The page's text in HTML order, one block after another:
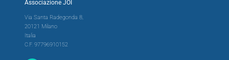
Associazione JOI
Via Santa Radegonda 8,
20121 Milano
Italia
C.F. 97796910152